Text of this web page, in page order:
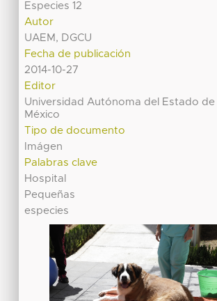
Especies 12
Autor
UAEM, DGCU
Fecha de publicación
2014-10-27
Editor
Universidad Autónoma del Estado de
México
Tipo de documento
Imágen
Palabras clave
Hospital
Pequeñas
especies